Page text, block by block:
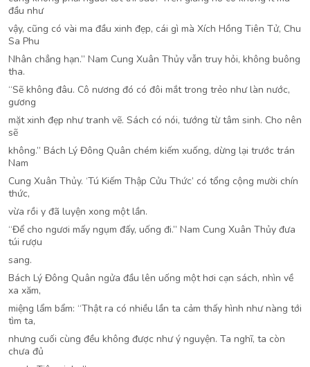
đầu như
vậy, cũng có vài ma đầu xinh đẹp, cái gì mà Xích Hồng Tiên Tử, Chu
Sa Phu
Nhân chẳng hạn.” Nam Cung Xuân Thủy vẫn truy hỏi, không buông
tha.
“Sẽ không đâu. Cô nương đó có đôi mắt trong trẻo như làn nước,
gương
mặt xinh đẹp như tranh vẽ. Sách có nói, tướng từ tâm sinh. Cho nên
sẽ
không.” Bách Lý Đông Quân chém kiếm xuống, dừng lại trước trán
Nam
Cung Xuân Thủy. ‘Tú Kiếm Thập Cửu Thức’ có tổng cộng mười chín
thức,
vừa rồi y đã luyện xong một lần.
“Để cho ngươi mấy ngụm đấy, uống đi.” Nam Cung Xuân Thủy đưa
túi rượu
sang.
Bách Lý Đông Quân ngửa đầu lên uống một hơi cạn sách, nhìn về
xa xăm,
miệng lẩm bẩm: “Thật ra có nhiều lần ta cảm thấy hình như nàng tới
tìm ta,
nhưng cuối cùng đều không được như ý nguyện. Ta nghĩ, ta còn
chưa đủ